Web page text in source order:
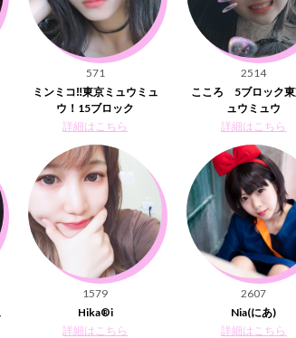
571
ミンミコ‼️東京ミュウミュ
ウ！15ブロック
詳細はこちら
2514
こころ 5ブロック東
ュウミュウ
詳細はこちら
1579
Hika®️i
詳細はこちら
2607
Nia(にあ)
詳細はこちら